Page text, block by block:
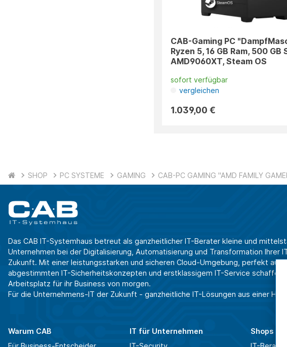
CAB-Gaming PC
Ryzen 5, 16 GB Ram, 500 GB
AMD9060XT, Steam OS
sofort verfügbar
vergleichen
1.039,00 €
SHOP PC SYSTEME GAMING CAB-PC GAMING "AMD FAMILY
Das CAB IT-Systemhaus betreut als ganzheitlicher IT-Berater kleine und
Unternehmen bei der Digitalisierung, Automatisierung und Transformation Ihrer
Zukunft. Mit einer leistungsstarken und sicheren Cloud-Umgebung, perfekt
abgestimmten IT-Sicherheitskonzepten und erstklassigem IT-Service schaffen
Arbeitsplatz für ihr Business von morgen.
Für die Unternehmens-IT der Zukunft - ganzheitliche IT-Lösungen aus einer Hand.
Warum CAB
IT für Unternehmen
Shops